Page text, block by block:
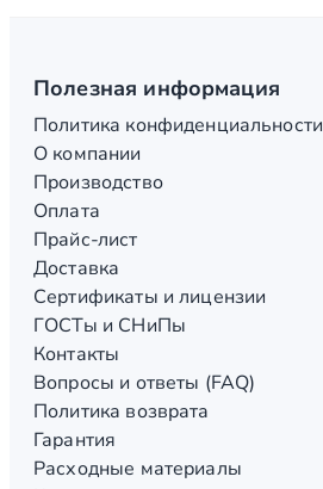
Полезная информация
Политика конфиденциальности
О компании
Производство
Оплата
Прайс-лист
Доставка
Сертификаты и лицензии
ГОСТы и СНиПы
Контакты
Вопросы и ответы (FAQ)
Политика возврата
Гарантия
Расходные материалы